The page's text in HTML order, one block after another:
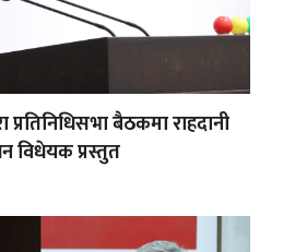
प्रतिनिधिसभा बैठकमा राहदानी
विधेयक प्रस्तुत